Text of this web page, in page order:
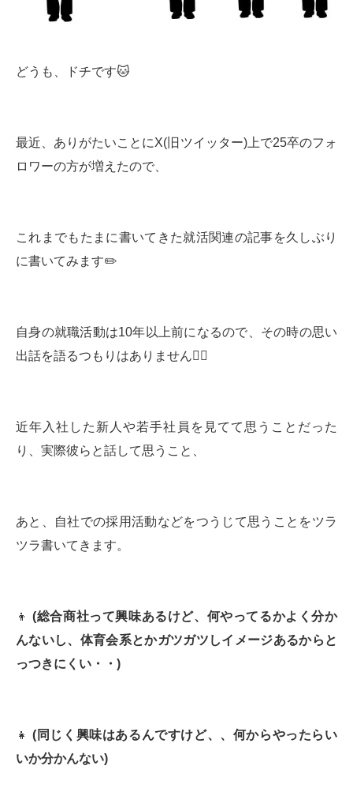
どうも、ドチです🐱
最近、ありがたいことにX(旧ツイッター)上で25卒のフォ
ロワーの方が増えたので、
これまでもたまに書いてきた就活関連の記事を久しぶり
に書いてみます✏️
自身の就職活動は10年以上前になるので、その時の思い
出話を語るつもりはありません🙅‍♂️
近年入社した新人や若手社員を見てて思うことだった
り、実際彼らと話して思うこと、
あと、自社での採用活動などをつうじて思うことをツラ
ツラ書いてきます。
👦 (総合商社って興味あるけど、何やってるかよく分か
んないし、体育会系とかガツガツしイメージあるからと
っつきにくい・・ )
👧 ( 同じく興味はあるんですけど、、何からやったらい
いか分かんない)